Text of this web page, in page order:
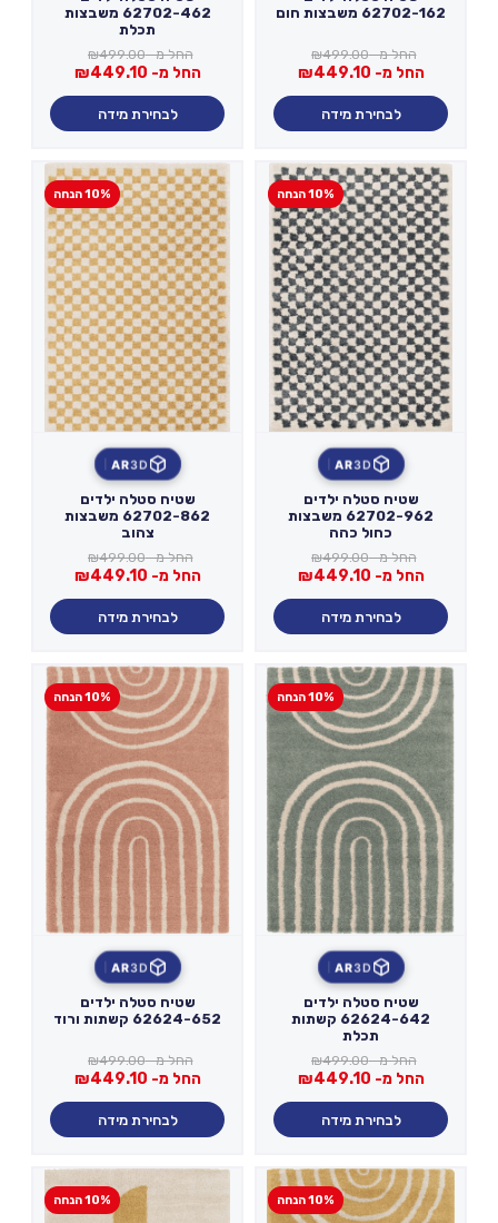
62702-162 משבצות חום
החל מ- ₪499.00
החל מ- ₪449.10
לבחירת מידה
62702-462 משבצות
תכלת
החל מ- ₪499.00
החל מ- ₪449.10
לבחירת מידה
10% הנחה
3D
AR
שטיח סטלה ילדים
62702-962 משבצות
כחול כהה
החל מ- ₪499.00
החל מ- ₪449.10
לבחירת מידה
10% הנחה
3D
AR
שטיח סטלה ילדים
62702-862 משבצות
צהוב
החל מ- ₪499.00
החל מ- ₪449.10
לבחירת מידה
10% הנחה
3D
AR
שטיח סטלה ילדים
62624-642 קשתות
תכלת
החל מ- ₪499.00
החל מ- ₪449.10
לבחירת מידה
10% הנחה
3D
AR
שטיח סטלה ילדים
62624-652 קשתות ורוד
החל מ- ₪499.00
החל מ- ₪449.10
לבחירת מידה
10% הנחה 10% הנחה